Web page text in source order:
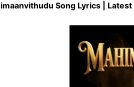
Song Lyrics | Latest